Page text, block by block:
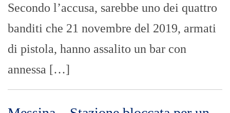
Secondo l’accusa, sarebbe uno dei quattro
banditi che 21 novembre del 2019, armati
di pistola, hanno assalito un bar con
annessa […]